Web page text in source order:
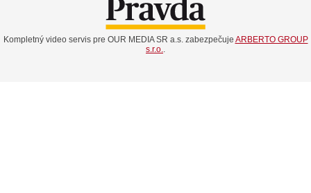
Kompletný video servis pre OUR MEDIA SR a.s. zabezpečuje ARBERTO GROUP
s.r.o..